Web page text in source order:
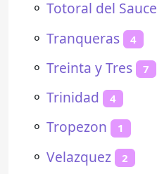
⚬ Totoral del Sauce
⚬ Tranqueras 4
⚬ Treinta y Tres 7
⚬ Trinidad 4
⚬ Tropezon 1
⚬ Velazquez 2